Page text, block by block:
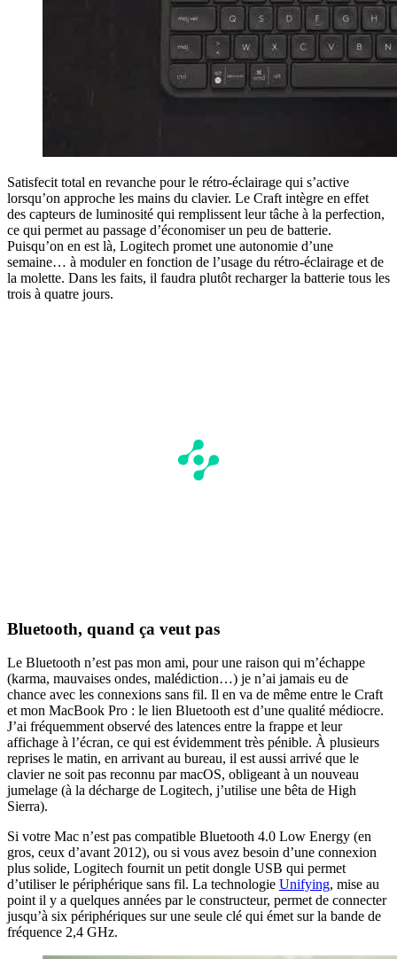
Satisfecit total en revanche pour le rétro-éclairage qui s’active
lorsqu’on approche les mains du clavier. Le Craft intègre en effet
des capteurs de luminosité qui remplissent leur tâche à la perfection,
ce qui permet au passage d’économiser un peu de batterie.
Puisqu’on en est là, Logitech promet une autonomie d’une
semaine… à moduler en fonction de l’usage du rétro-éclairage et de
la molette. Dans les faits, il faudra plutôt recharger la batterie tous les
trois à quatre jours.
Bluetooth, quand ça veut pas
Le Bluetooth n’est pas mon ami, pour une raison qui m’échappe
(karma, mauvaises ondes, malédiction…) je n’ai jamais eu de
chance avec les connexions sans fil. Il en va de même entre le Craft
et mon MacBook Pro : le lien Bluetooth est d’une qualité médiocre.
J’ai fréquemment observé des latences entre la frappe et leur
affichage à l’écran, ce qui est évidemment très pénible. À plusieurs
reprises le matin, en arrivant au bureau, il est aussi arrivé que le
clavier ne soit pas reconnu par macOS, obligeant à un nouveau
jumelage (à la décharge de Logitech, j’utilise une bêta de High
Sierra).
Si votre Mac n’est pas compatible Bluetooth 4.0 Low Energy (en
gros, ceux d’avant 2012), ou si vous avez besoin d’une connexion
plus solide, Logitech fournit un petit dongle USB qui permet
d’utiliser le périphérique sans fil. La technologie Unifying, mise au
point il y a quelques années par le constructeur, permet de connecter
jusqu’à six périphériques sur une seule clé qui émet sur la bande de
fréquence 2,4 GHz.